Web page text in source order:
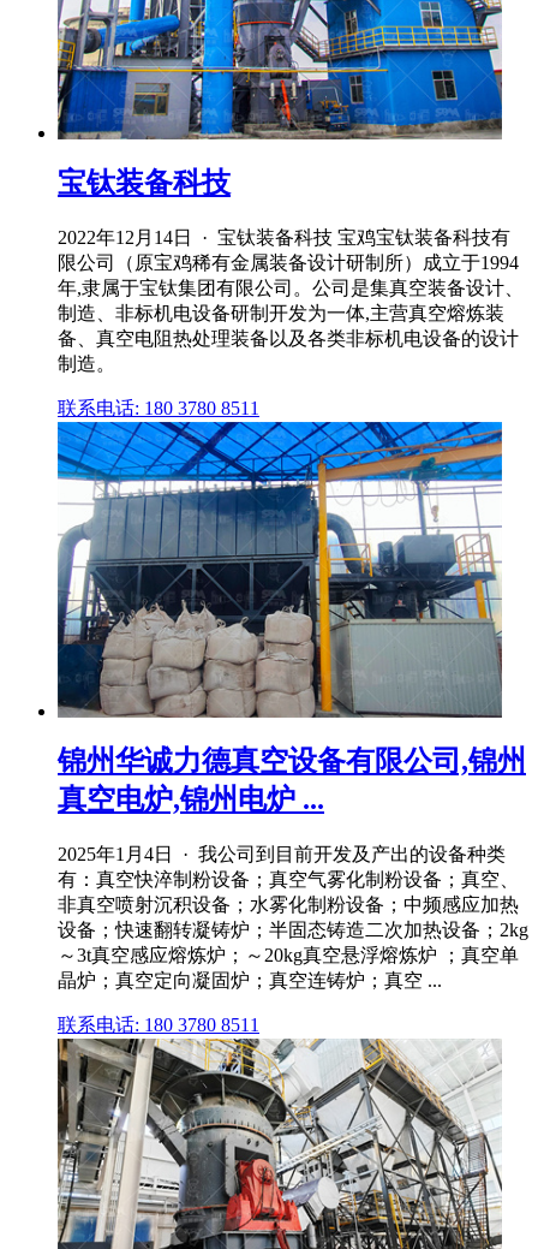
宝钛装备科技
2022年12月14日 · 宝钛装备科技 宝鸡宝钛装备科技有
限公司（原宝鸡稀有金属装备设计研制所）成立于1994
年,隶属于宝钛集团有限公司。公司是集真空装备设计、
制造、非标机电设备研制开发为一体,主营真空熔炼装
备、真空电阻热处理装备以及各类非标机电设备的设计
制造。
联系电话: 180 3780 8511
锦州华诚力德真空设备有限公司,锦州
真空电炉,锦州电炉 ...
2025年1月4日 · 我公司到目前开发及产出的设备种类
有：真空快淬制粉设备；真空气雾化制粉设备；真空、
非真空喷射沉积设备；水雾化制粉设备；中频感应加热
设备；快速翻转凝铸炉；半固态铸造二次加热设备；2kg
～3t真空感应熔炼炉；～20kg真空悬浮熔炼炉 ；真空单
晶炉；真空定向凝固炉；真空连铸炉；真空 ...
联系电话: 180 3780 8511